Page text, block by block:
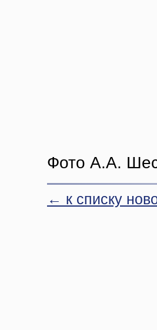
Фото А.А.
← к списку